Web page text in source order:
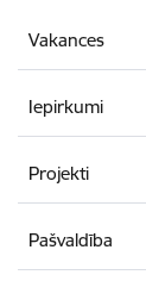
Vakances
Iepirkumi
Projekti
Pašvaldība